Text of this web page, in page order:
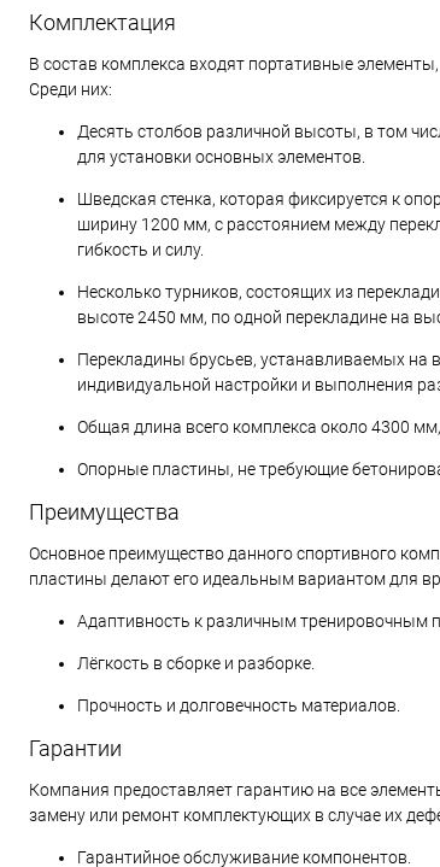
Комплектация
В состав комплекса входят портативные
Среди них:
Десять столбов различной высоты, в том
для установки основных элементов.
Шведская стенка, которая фиксируется к
ширину 1200 мм, с расстоянием между
гибкость и силу.
Несколько турников, состоящих из
высоте 2450 мм, по одной перекладине на
Перекладины брусьев, устанавливаемых на
индивидуальной настройки и выполнения
Общая длина всего комплекса около 4300
Опорные пластины, не требующие
Преимущества
Основное преимущество данного спортивного
пластины делают его идеальным вариантом для
Адаптивность к различным тренировочным
Лёгкость в сборке и разборке.
Прочность и долговечность материалов.
Гарантии
Компания предоставляет гарантию на все
замену или ремонт комплектующих в случае их
Гарантийное обслуживание компонентов.